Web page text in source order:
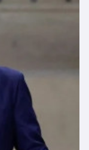
3.9 მილიონი